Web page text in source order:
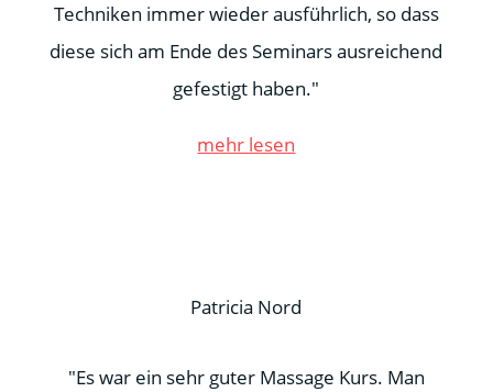
Techniken immer wieder ausführlich, so dass
diese sich am Ende des Seminars ausreichend
gefestigt haben."
mehr lesen
Patricia Nord
"Es war ein sehr guter Massage Kurs. Man